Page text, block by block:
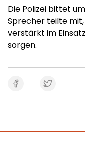
Die Polizei bittet
Sprecher teilte
verstärkt im
sorgen.